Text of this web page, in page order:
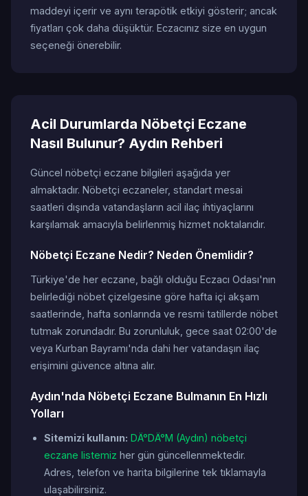
maddeyi içerir ve aynı terapötik etkiyi gösterir; ancak
fiyatları çok daha düşüktür. Eczacınız size en uygun
seçeneği önerebilir.
Acil Durumlarda Nöbetçi Eczane
Nasıl Bulunur? Aydın Rehberi
Güncel nöbetçi eczane bilgileri aşağıda yer
almaktadır. Nöbetçi eczaneler, standart mesai
saatleri dışında vatandaşların acil ilaç ihtiyaçlarını
karşılamak amacıyla belirlenmiş hizmet noktalarıdır.
Nöbetçi Eczane Nedir? Neden Önemlidir?
Türkiye'de her eczane, bağlı olduğu Eczacı Odası'nın
belirlediği nöbet çizelgesine göre hafta içi akşam
saatlerinde, hafta sonlarında ve resmi tatillerde nöbet
tutmak zorundadır. Bu zorunluluk, gece saat 02:00'de
veya Kurban Bayramı'nda dahi her vatandaşın ilaç
erişimini güvence altına alır.
Aydın'nda Nöbetçi Eczane Bulmanın En Hızlı
Yolları
Sitemizi kullanın: DÄ°DÄ°M (Aydın) nöbetçi
eczane listemiz her gün güncellenmektedir.
Adres, telefon ve harita bilgilerine tek tıklamayla
ulaşabilirsiniz.